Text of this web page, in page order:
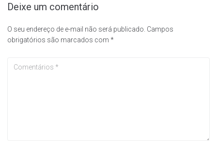
Deixe um comentário
O seu endereço de e-mail não será publicado. Campos
obrigatórios são marcados com *